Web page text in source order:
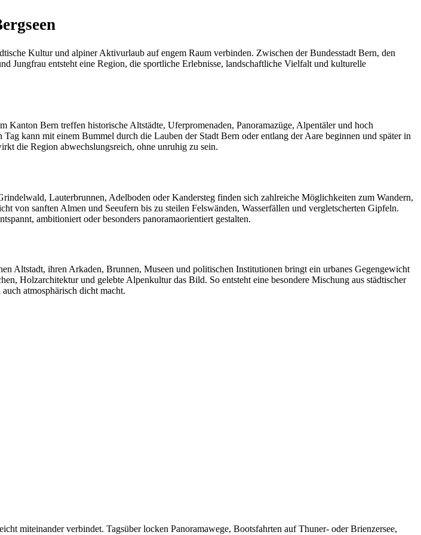
Kultur und alpiner Aktivurlaub auf engem Raum verbinden. Zwischen der Bundesstadt Bern, den
Jungfrau entsteht eine Region, die sportliche Erlebnisse, landschaftliche Vielfalt und kulturelle
Bern treffen historische Altstädte, Uferpromenaden, Panoramazüge, Alpentäler und hoch
kann mit einem Bummel durch die Lauben der Stadt Bern oder entlang der Aare beginnen und später in
die Region abwechslungsreich, ohne unruhig zu sein.
Lauterbrunnen, Adelboden oder Kandersteg finden sich zahlreiche Möglichkeiten zum Wandern,
von sanften Almen und Seeufern bis zu steilen Felswänden, Wasserfällen und vergletscherten Gipfeln.
ambitioniert oder besonders panoramaorientiert gestalten.
Altstadt, ihren Arkaden, Brunnen, Museen und politischen Institutionen bringt ein urbanes Gegengewicht
Holzarchitektur und gelebte Alpenkultur das Bild. So entsteht eine besondere Mischung aus städtischer
atmosphärisch dicht macht.
miteinander verbindet. Tagsüber locken Panoramawege, Bootsfahrten auf Thuner- oder Brienzersee,